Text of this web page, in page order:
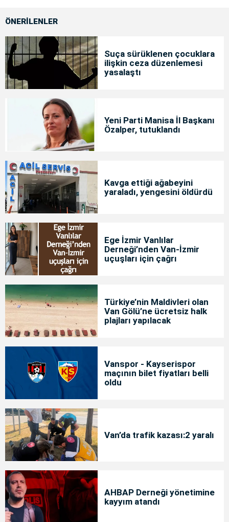
ÖNERİLENLER
Suça sürüklenen çocuklara
ilişkin ceza düzenlemesi
yasalaştı
Yeni Parti Manisa İl Başkanı
Özalper, tutuklandı
Kavga ettiği ağabeyini
yaraladı, yengesini öldürdü
Ege İzmir Vanlılar
Derneği’nden Van-İzmir
uçuşları için çağrı
Türkiye’nin Maldivleri olan
Van Gölü’ne ücretsiz halk
plajları yapılacak
Vanspor - Kayserispor
maçının bilet fiyatları belli
oldu
Van’da trafik kazası:2 yaralı
AHBAP Derneği yönetimine
kayyım atandı